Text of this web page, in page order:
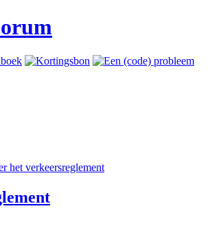
het verkeersreglement